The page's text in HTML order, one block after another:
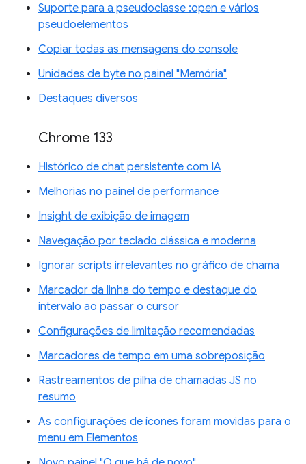
Suporte para a pseudoclasse :open e vários
pseudoelementos
Copiar todas as mensagens do console
Unidades de byte no painel "Memória"
Destaques diversos
Chrome 133
Histórico de chat persistente com IA
Melhorias no painel de performance
Insight de exibição de imagem
Navegação por teclado clássica e moderna
Ignorar scripts irrelevantes no gráfico de chama
Marcador da linha do tempo e destaque do
intervalo ao passar o cursor
Configurações de limitação recomendadas
Marcadores de tempo em uma sobreposição
Rastreamentos de pilha de chamadas JS no
resumo
As configurações de ícones foram movidas para o
menu em Elementos